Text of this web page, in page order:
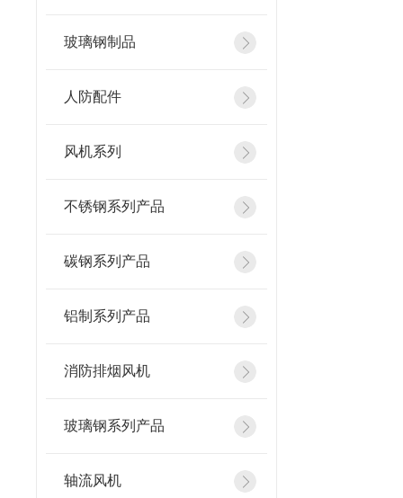
玻璃钢制品
人防配件
风机系列
不锈钢系列产品
碳钢系列产品
铝制系列产品
消防排烟风机
玻璃钢系列产品
轴流风机